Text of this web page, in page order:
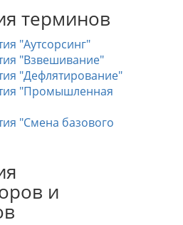
терминов
"Аутсорсинг"
"Взвешивание"
"Дефлятирование"
"Промышленная
"Смена базового
и